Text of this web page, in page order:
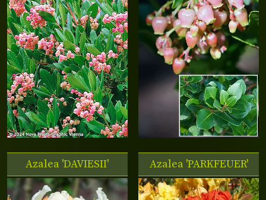
Azalea 'DAVIESII' Azalea 'PARKFEUER'